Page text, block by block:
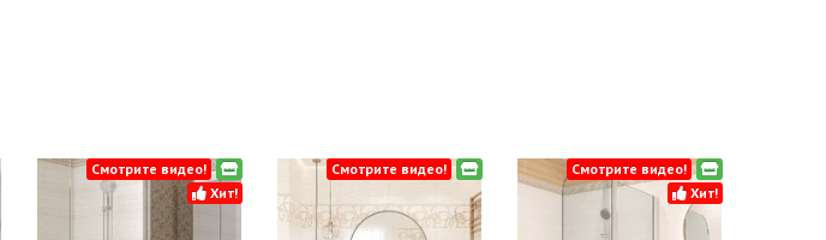
Смотрите видео!
Хит!
Смотрите видео!
Смотрите видео!
Хит!